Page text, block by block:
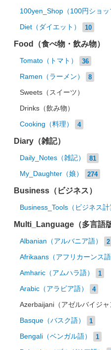
100yen_Shop（100円ショッ
Diet（ダイエット） 10
Food（食べ物・飲み物）
Tomato（トマト） 36
Ramen（ラーメン） 8
Sweets（スイーツ）
Drinks（飲み物）
Cooking（料理） 4
Diary（雑記）
Daily_Notes（雑記） 81
My_Daughter（娘） 274
Business（ビジネス）
Business_Tools（ビジネス計
Multi_Language（多言語版
Albanian（アルバニア語） 2
Afrikaans（アフリカーンス語
Amharic（アムハラ語） 1
Arabic（アラビア語） 4
Azerbaijani（アゼルバイジャ
Basque（バスク語） 1
Bengali（ベンガル語） 1